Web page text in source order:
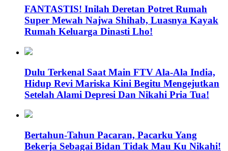
FANTASTIS! Inilah Deretan Potret Rumah
Super Mewah Najwa Shihab, Luasnya Kayak
Rumah Keluarga Dinasti Lho!
Dulu Terkenal Saat Main FTV Ala-Ala India,
Hidup Revi Mariska Kini Begitu Mengejutkan
Setelah Alami Depresi Dan Nikahi Pria Tua!
Bertahun-Tahun Pacaran, Pacarku Yang
Bekerja Sebagai Bidan Tidak Mau Ku Nikahi!